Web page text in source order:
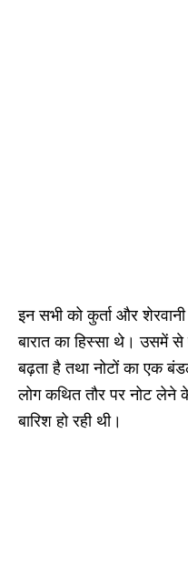
इन सभी को कुर्ता और
बारात का हिस्सा थे। उसमें
बढ़ता है तथा नोटों का एक
लोग कथित तौर पर नोट लेने
बारिश हो रही थी।